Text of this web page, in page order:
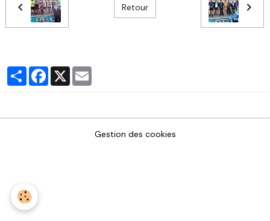
Retour
PartagerFacebook
X
Gestion des cookies